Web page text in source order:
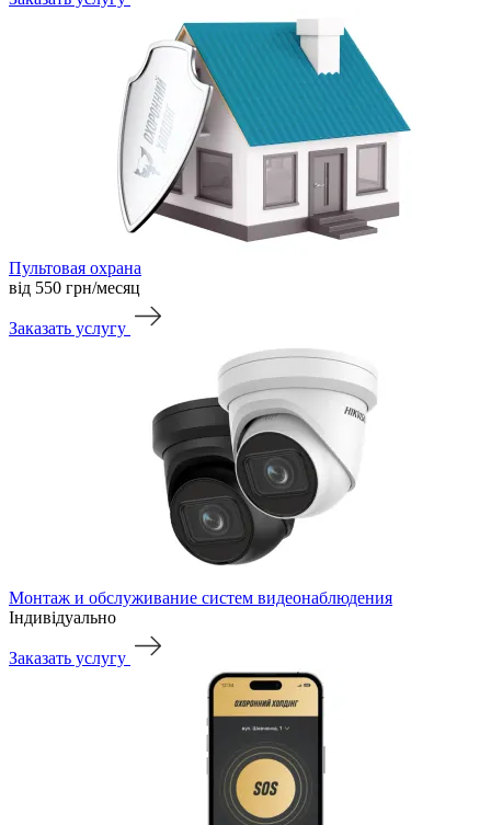
Пультовая охрана
від 550 грн/месяц
Заказать услугу
Монтаж и обслуживание систем видеонаблюдения
Індивідуально
Заказать услугу